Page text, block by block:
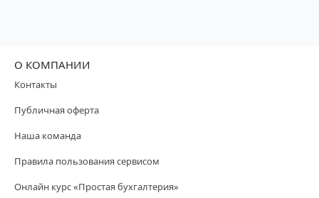
О КОМПАНИИ
Контакты
Публичная оферта
Наша команда
Правила пользования сервисом
Онлайн курс «Простая бухгалтерия»